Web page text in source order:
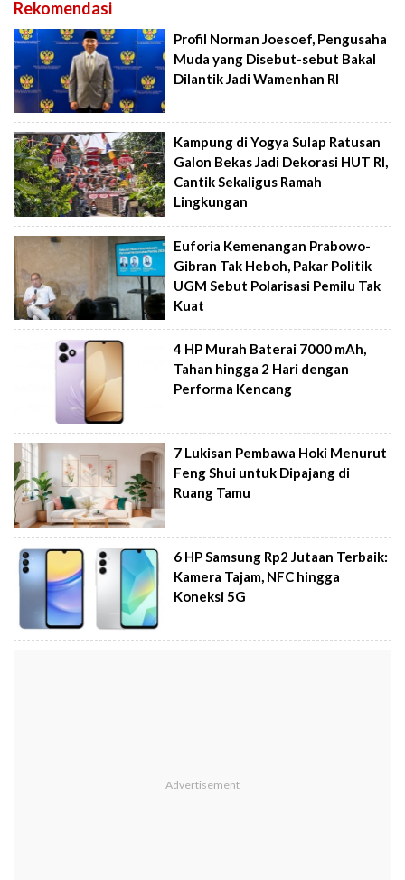
Rekomendasi
Profil Norman Joesoef, Pengusaha
Muda yang Disebut-sebut Bakal
Dilantik Jadi Wamenhan RI
Kampung di Yogya Sulap Ratusan
Galon Bekas Jadi Dekorasi HUT RI,
Cantik Sekaligus Ramah
Lingkungan
Euforia Kemenangan Prabowo-
Gibran Tak Heboh, Pakar Politik
UGM Sebut Polarisasi Pemilu Tak
Kuat
4 HP Murah Baterai 7000 mAh,
Tahan hingga 2 Hari dengan
Performa Kencang
7 Lukisan Pembawa Hoki Menurut
Feng Shui untuk Dipajang di
Ruang Tamu
6 HP Samsung Rp2 Jutaan Terbaik:
Kamera Tajam, NFC hingga
Koneksi 5G